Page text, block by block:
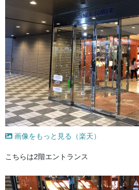
画像をもっと見る（楽天）
こちらは2階エントランス